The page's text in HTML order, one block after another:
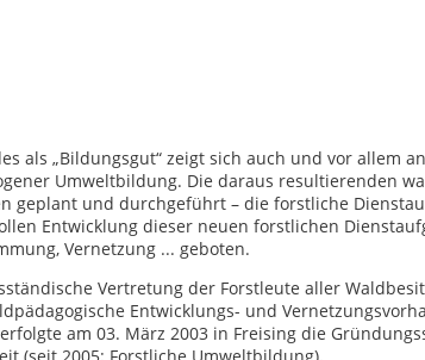
als „Bildungsgut“ zeigt sich auch und vor allem
Umweltbildung. Die daraus resultierenden
geplant und durchgeführt – die forstliche
Entwicklung dieser neuen forstlichen
Vernetzung ... geboten.
Vertretung der Forstleute aller
Entwicklungs- und
am 03. März 2003 in Freising die